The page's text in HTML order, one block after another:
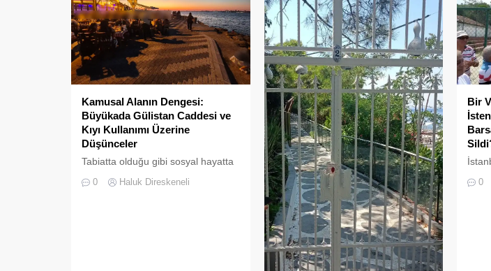
Kamusal Alanın Dengesi:
Büyükada Gülistan Caddesi ve
Kıyı Kullanımı Üzerine
Düşünceler
Tabiatta olduğu gibi sosyal hayatta
da boşluklar uzun süre karşılıksız
kalmaz; boşaltılan her alan, kısa
0 Haluk Direskeneli
Bir
0